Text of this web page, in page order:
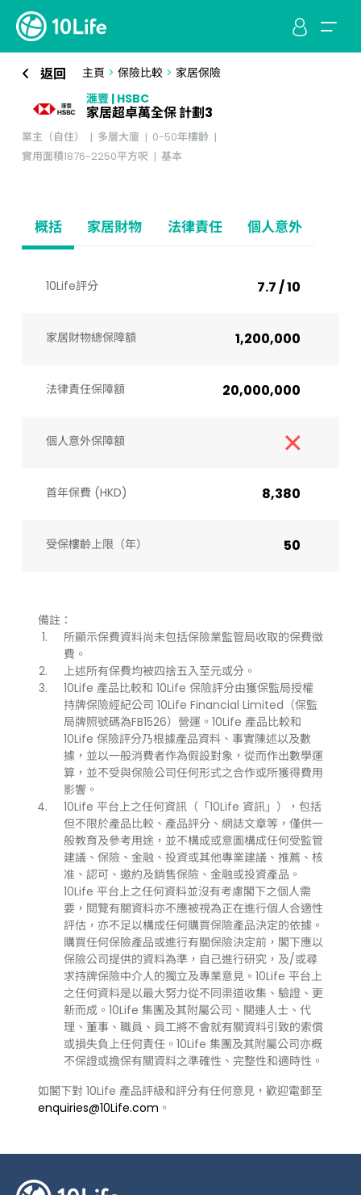
返回 主頁 > 保險比較> 家居保險
滙豐 | HSBC
家居超卓萬全保 計劃3
業主（自住） 多層大廈
0-50年樓齡
實用面積1876-2250平方呎
基本
概括 家居財物 法律責任 個人意外
10Life評分 7.7 / 10
家居財物總保障額 1,200,000
法律責任保障額 20,000,000
個人意外保障額
首年保費 (HKD) 8,380
受保樓齡上限（年）​ 50
備註：
所顯示保費資料尚未包括保險業監管局收取的保費徵
費。
上述所有保費均被四捨五入至元或分。
10Life 產品比較和 10Life 保險評分由獲保監局授權
持牌保險經紀公司 10Life Financial Limited（保監
局牌照號碼為FB1526）營運。10Life 產品比較和
10Life 保險評分乃根據產品資料、事實陳述以及數
據，並以一般消費者作為假設對象，從而作出數學運
算，並不受與保險公司任何形式之合作或所獲得費用
影響。
10Life 平台上之任何資訊（「10Life 資訊」），包括
但不限於產品比較、產品評分、網誌文章等，僅供一
般教育及參考用途，並不構成或意圖構成任何受監管
建議、保險、金融、投資或其他專業建議、推薦、核
准、認可、邀約及銷售保險、金融或投資產品。
10Life 平台上之任何資料並沒有考慮閣下之個人需
要，閱覽有關資料亦不應被視為正在進行個人合適性
評估，亦不足以構成任何購買保險產品決定的依據。
購買任何保險產品或進行有關保險決定前，閣下應以
保險公司提供的資料為準，自己進行研究，及/或尋
求持牌保險中介人的獨立及專業意見。10Life 平台上
之任何資料是以最大努力從不同渠道收集、驗證、更
新而成。10Life 集團及其附屬公司、關連人士、代
理、董事、職員、員工將不會就有關資料引致的索償
或損失負上任何責任。10Life 集團及其附屬公司亦概
不保證或擔保有關資料之準確性、完整性和適時性。
如閣下對 10Life 產品評級和評分有任何意見，歡迎電郵至
enquiries@10Life.com 。